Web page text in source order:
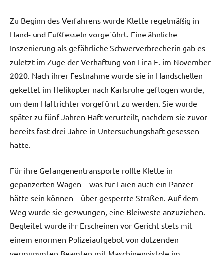
Zu Beginn des Verfahrens wurde Klette regelmäßig in
Hand- und Fußfesseln vorgeführt. Eine ähnliche
Inszenierung als gefährliche Schwerverbrecherin gab es
zuletzt im Zuge der Verhaftung von Lina E. im November
2020. Nach ihrer Festnahme wurde sie in Handschellen
gekettet im Helikopter nach Karlsruhe geflogen wurde,
um dem Haftrichter vorgeführt zu werden. Sie wurde
später zu fünf Jahren Haft verurteilt, nachdem sie zuvor
bereits fast drei Jahre in Untersuchungshaft gesessen
hatte.
Für ihre Gefangenentransporte rollte Klette in
gepanzerten Wagen – was für Laien auch ein Panzer
hätte sein können – über gesperrte Straßen. Auf dem
Weg wurde sie gezwungen, eine Bleiweste anzuziehen.
Begleitet wurde ihr Erscheinen vor Gericht stets mit
einem enormen Polizeiaufgebot von dutzenden
vermummten Beamten mit Maschinenpistole im